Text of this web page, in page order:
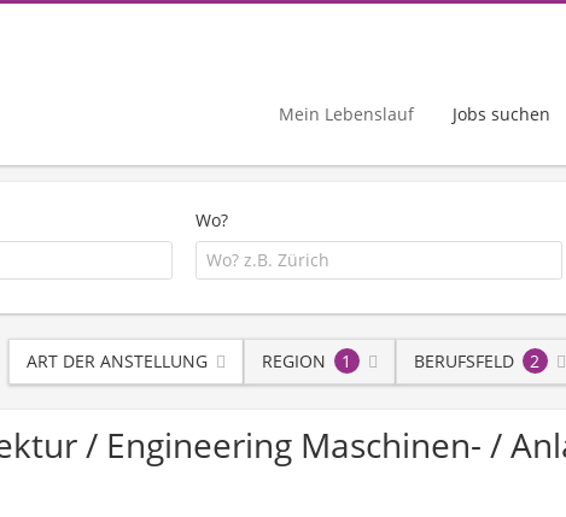
Mein Lebenslauf Jobs suchen
Wo?
ART DER ANSTELLUNG REGION 1 BERUFSFELD 2
/ Engineering Maschinen- /